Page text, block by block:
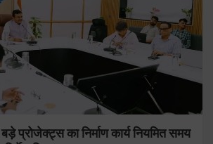
प्रोजेक्ट्स का निर्माण कार्य नियमित समय